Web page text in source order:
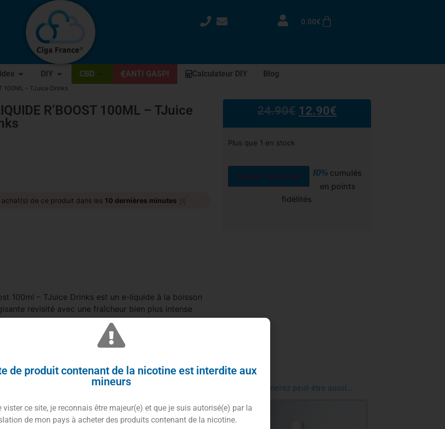
0.00€
DIY CBD ANTI GASPI Calculateur DIY Blog
100ML – TJuice Drinks
R’BOOST 100ML – TJuice
achat(s) de ce produit dans les 10 dernières minutes 🛒
100ml – TJuice Drinks est un e-liquide à la boisson
revisité avec une fraîcheur bien plus intense
Parfait pour les amateurs de saveurs toniques
sa base 60VG/40PG assure un beau volume de
et un hit bien présent. Un grand format idéal pour une
24.90€ 12.90€
Plus que 1 en stock
Ajouter au panier 10% cumulés
en points
fidélités
d’énergie ultra-fraîche
Vous aimerez peut-être aussi…
de produit contenant de la nicotine est interdite aux
mineurs
vister ce site, je reconnais être majeur(e) et que je suis autorisé(e) par la
de mon pays à acheter des produits contenant de la nicotine.